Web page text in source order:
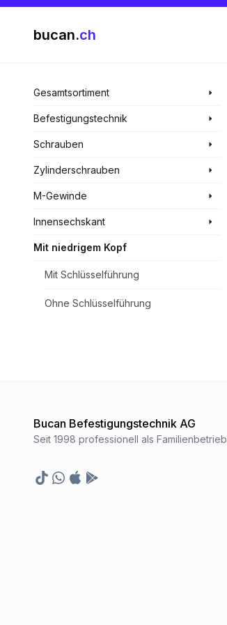
bucan.ch
Gesamtsortiment
Befestigungstechnik
Schrauben
Zylinderschrauben
M-Gewinde
Innensechskant
Mit niedrigem Kopf
Mit Schlüsselführung
Ohne Schlüsselführung
Bucan Befestigungstechnik AG
Seit 1998 professionell als Familienbetrieb
TikTokWhatsapp
Appstore
Google Play Store